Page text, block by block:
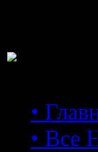
•
• Все